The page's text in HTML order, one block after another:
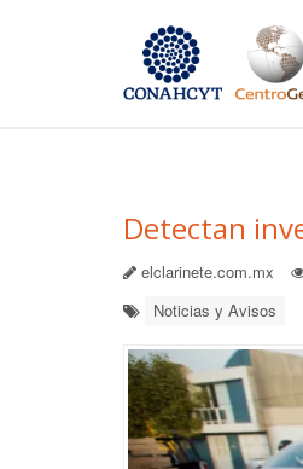
Detectan
elclarinete.com.mx
Noticias y Avisos